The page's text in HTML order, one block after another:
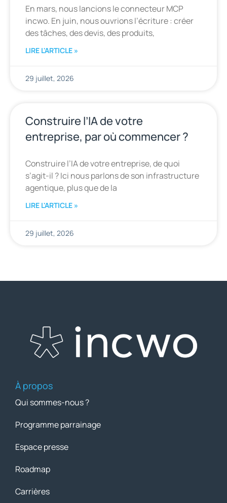
En mars, nous lancions le connecteur MCP
incwo. En juin, nous ouvrions l’écriture : créer
des tâches, des devis, des produits,
LIRE L'ARTICLE »
29 juillet, 2026
Construire l’IA de votre
entreprise, par où commencer ?
Construire l’IA de votre entreprise, de quoi
s’agit-il ? Ici nous parlons de son infrastructure
agentique, plus que de la
LIRE L'ARTICLE »
29 juillet, 2026
À propos
Qui sommes-nous ?
Programme parrainage
Espace presse
Roadmap
Carrières